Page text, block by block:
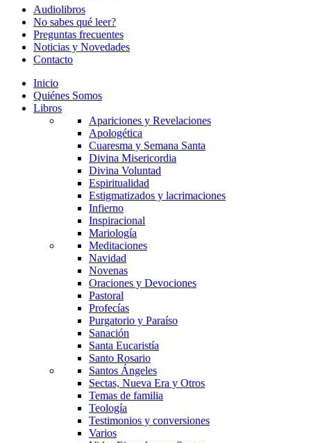
Audiolibros
No sabes qué leer?
Preguntas frecuentes
Noticias y Novedades
Contacto
Inicio
Quiénes Somos
Libros
Apariciones y Revelaciones
Apologética
Cuaresma y Semana Santa
Divina Misericordia
Divina Voluntad
Espiritualidad
Estigmatizados y lacrimaciones
Infierno
Inspiracional
Mariología
Meditaciones
Navidad
Novenas
Oraciones y Devociones
Pastoral
Profecías
Purgatorio y Paraíso
Sanación
Santa Eucaristía
Santo Rosario
Santos Ángeles
Sectas, Nueva Era y Otros
Temas de familia
Teología
Testimonios y conversiones
Varios